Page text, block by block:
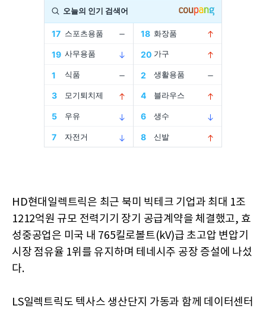
HD현대일렉트릭은 최근 북미 빅테크 기업과 최대 1조
1212억원 규모 전력기기 장기 공급계약을 체결했고, 효
성중공업은 미국 내 765킬로볼트(kV)급 초고압 변압기
시장 점유율 1위를 유지하며 테네시주 공장 증설에 나섰
다.
LS일렉트릭도 텍사스 생산단지 가동과 함께 데이터센터